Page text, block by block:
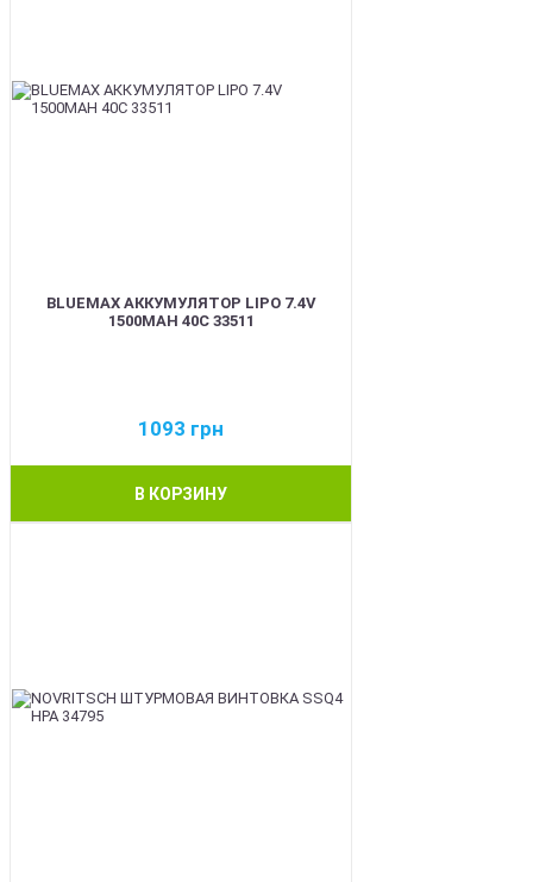
BLUEMAX АККУМУЛЯТОР LIPO 7.4V
1500MAH 40C 33511
1093 грн
В КОРЗИНУ